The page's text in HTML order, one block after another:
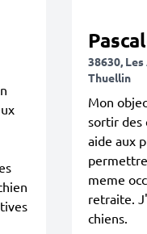
38630,
Thuellin
Mon
sortir des
aide aux
meme
retraite.
chiens.